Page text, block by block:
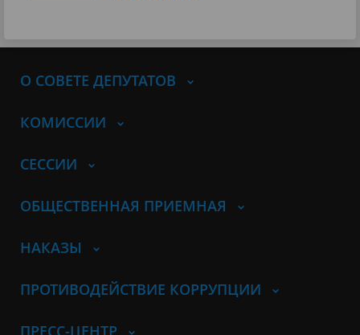
О СОВЕТЕ ДЕПУТАТОВ
КОМИССИИ
СЕССИИ
ОБЩЕСТВЕННАЯ ПРИЕМНАЯ
НАКАЗЫ
ПРОТИВОДЕЙСТВИЕ КОРРУПЦИИ
ПРЕСС-ЦЕНТР